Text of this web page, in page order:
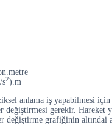
s2).m
anlama iş yapabilmesi için
değiştirmesi gerekir. Hareket
değiştirme grafiğinin altındai